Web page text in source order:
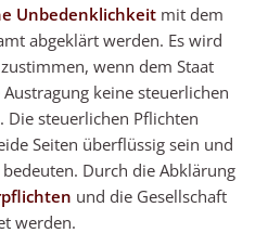
Unbedenklichkeit mit dem
abgeklärt werden. Es wird
wenn dem Staat
keine steuerlichen
Die steuerlichen Pflichten
Seiten überflüssig sein und
Durch die Abklärung
und die Gesellschaft
werden.